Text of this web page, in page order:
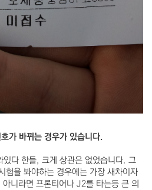
가 바뀌는 경우가 있습니다.
있다 한들, 크게 상관은 없었습니다. 그
험을 봐야하는 경우에는 가장 새차이자
니라면 프론티어나 J2를 타는등 큰 의